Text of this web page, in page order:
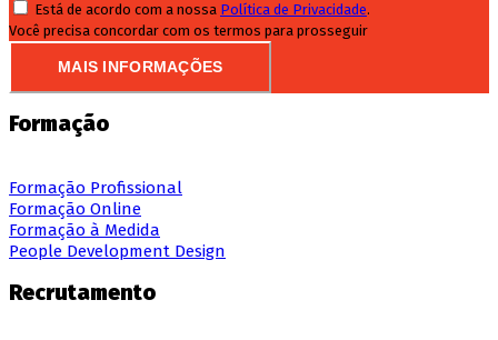
Está de acordo com a nossa Política de Privacidade.
Você precisa concordar com os termos para prosseguir
MAIS INFORMAÇÕES
Formação
Formação Profissional
Formação Online
Formação à Medida
People Development Design
Recrutamento